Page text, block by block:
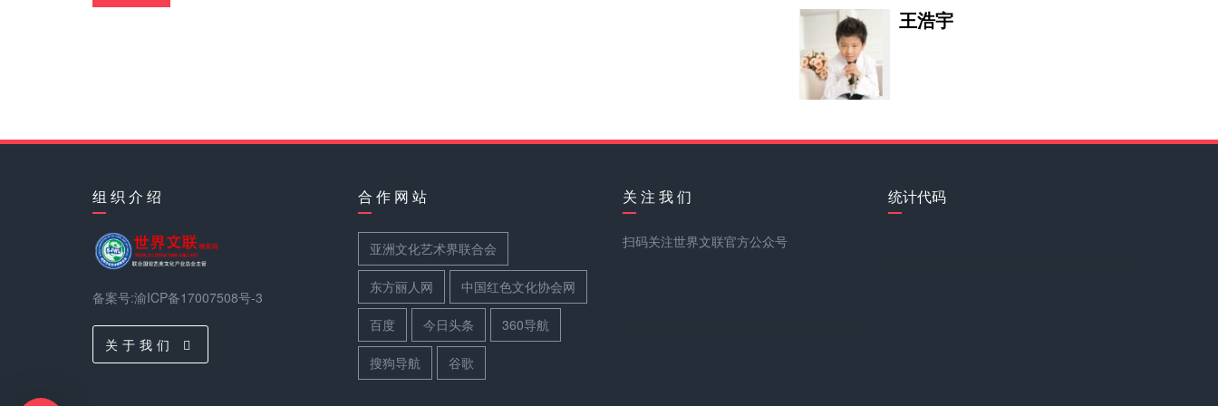
王春晖
王浩宇
李亚杰
组 织 介 绍
备案号:渝ICP备17007508号-3
关 于 我 们
合 作 网 站
亚洲文化艺术界联合会
东方丽人网 中国红色文化协会网
百度 今日头条 360导航
搜狗导航 谷歌
关 注 我 们
扫码关注世界文联官方公众号
统计代码